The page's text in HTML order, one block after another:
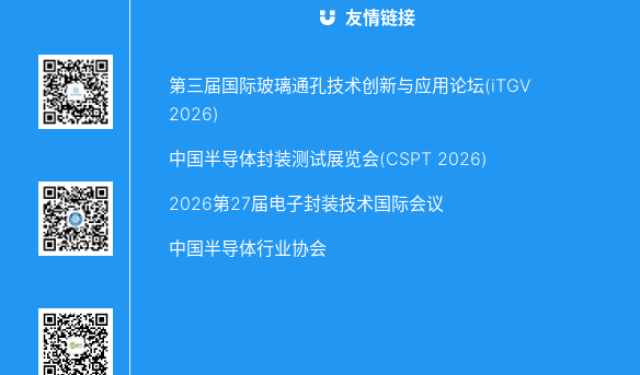
友情链接
第三届国际玻璃通孔技术创新与应用论坛(iTGV
2026)
中国半导体封装测试展览会(CSPT 2026)
2026第27届电子封装技术国际会议
中国半导体行业协会